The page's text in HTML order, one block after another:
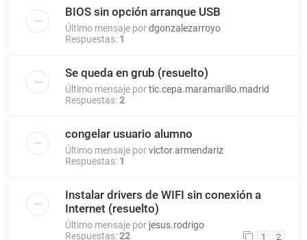
BIOS sin opción arranque USB
Último mensaje pordgonzalezarroyo
Respuestas: 1
Se queda en grub (resuelto)
Último mensaje portic.cepa.maramarillo.madrid
Respuestas:2
congelar usuario alumno
Último mensaje porvictor.armendariz
Respuestas: 1
Instalar drivers de WIFI sin conexión a
Internet (resuelto)
Último mensaje por jesus.rodrigo
Respuestas:22 1 2